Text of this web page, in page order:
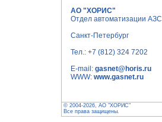
АО "ХОРИС"
Отдел автоматизации АЗС
Санкт-Петербург
Тел.: +7 (812) 324 7202
E-mail: gasnet@horis.ru
WWW: www.gasnet.ru
© 2004-2026, АО "ХОРИС"
Все права защищены.